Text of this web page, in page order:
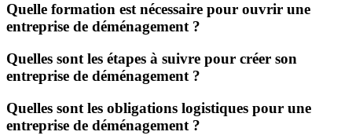
Quelle formation est nécessaire pour ouvrir une
entreprise de déménagement ?
Quelles sont les étapes à suivre pour créer son
entreprise de déménagement ?
Quelles sont les obligations logistiques pour une
entreprise de déménagement ?